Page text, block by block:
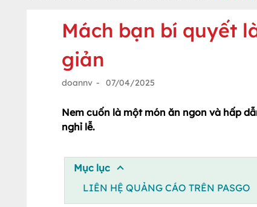
Mách bạn bí quyết
giản
doannv - 07/04/2025
Nem cuốn là một món ăn ngon và hấp
nghỉ lễ.
Mục lục
LIÊN HỆ QUẢNG CÁO TRÊN PASGO